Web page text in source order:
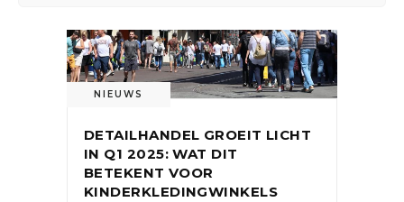
NIEUWS
DETAILHANDEL GROEIT LICHT
IN Q1 2025: WAT DIT
BETEKENT VOOR
KINDERKLEDINGWINKELS